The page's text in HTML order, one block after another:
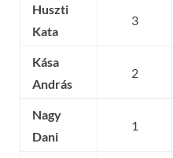
Huszti
Kata
3
Kása
András
2
Nagy
Dani
1